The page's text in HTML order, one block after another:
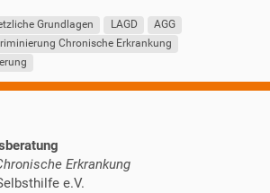
Grundlagen LAGD
AGG
Chronische Erkrankung
Erkrankung
e.V.